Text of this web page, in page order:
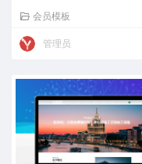
会员模板
管理员